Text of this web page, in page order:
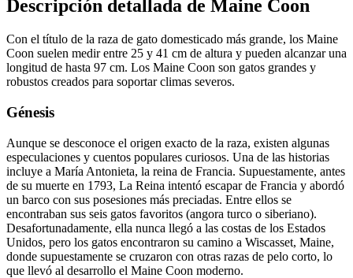
Descripción detallada de Maine Coon
Con el título de la raza de gato domesticado más grande, los Maine
Coon suelen medir entre 25 y 41 cm de altura y pueden alcanzar una
longitud de hasta 97 cm. Los Maine Coon son gatos grandes y
robustos creados para soportar climas severos.
Génesis
Aunque se desconoce el origen exacto de la raza, existen algunas
especulaciones y cuentos populares curiosos. Una de las historias
incluye a María Antonieta, la reina de Francia. Supuestamente, antes
de su muerte en 1793, La Reina intentó escapar de Francia y abordó
un barco con sus posesiones más preciadas. Entre ellos se
encontraban sus seis gatos favoritos (angora turco o siberiano).
Desafortunadamente, ella nunca llegó a las costas de los Estados
Unidos, pero los gatos encontraron su camino a Wiscasset, Maine,
donde supuestamente se cruzaron con otras razas de pelo corto, lo
que llevó al desarrollo el Maine Coon moderno.